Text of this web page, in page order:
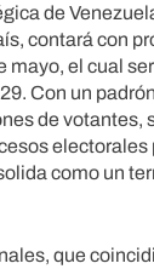
de
contará con
mayo, el cual
Con un
de votantes,
electorales
como un
que